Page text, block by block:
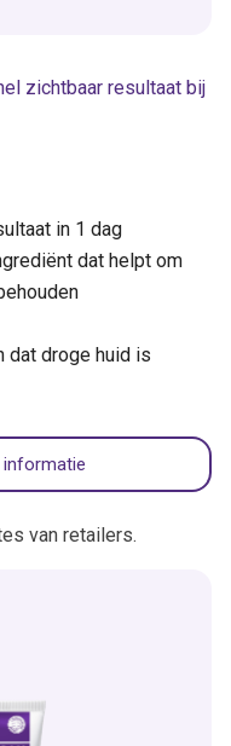
zichtbaar resultaat bij
in 1 dag
dat helpt om
dat droge huid is
informatie
van retailers.